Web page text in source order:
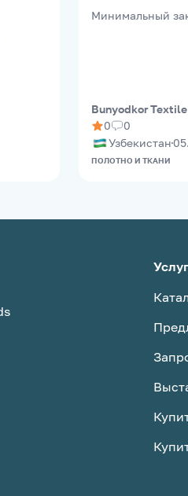
Минимальный
Bunyodkor Textile
0
0
Узбекистан
ПОЛОТНО И ТКАНИ